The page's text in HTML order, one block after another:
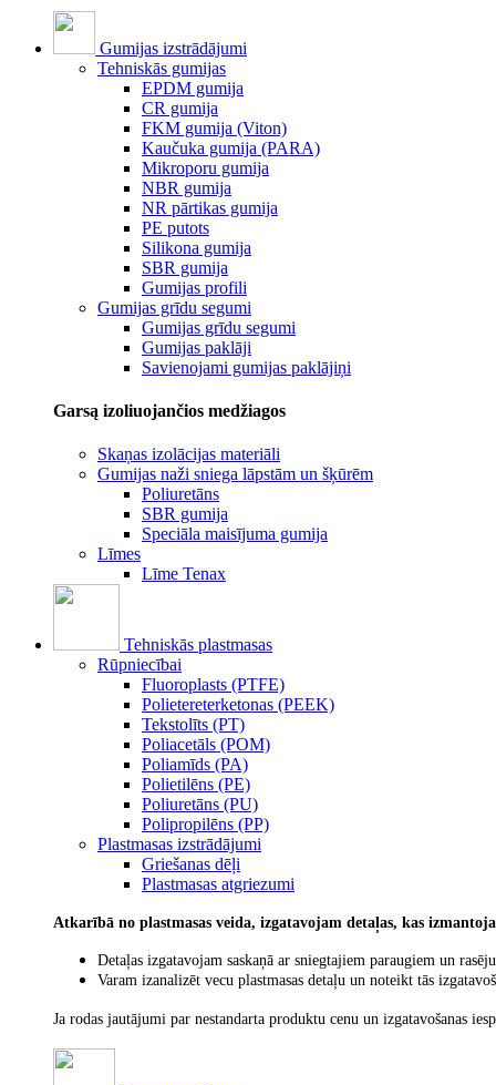
Gumijas izstrādājumi
Tehniskās gumijas
EPDM gumija
CR gumija
FKM gumija (Viton)
Kaučuka gumija (PARA)
Mikroporu gumija
NBR gumija
NR pārtikas gumija
PE putots
Silikona gumija
SBR gumija
Gumijas profili
Gumijas grīdu segumi
Gumijas grīdu segumi
Gumijas paklāji
Savienojami gumijas paklājiņi
Garsą izoliuojančios medžiagos
Skaņas izolācijas materiāli
Gumijas naži sniega lāpstām un šķūrēm
Poliuretāns
SBR gumija
Speciāla maisījuma gumija
Līmes
Līme Tenax
Tehniskās plastmasas
Rūpniecībai
Fluoroplasts (PTFE)
Polietereterketonas (PEEK)
Tekstolīts (PT)
Poliacetāls (POM)
Poliamīds (PA)
Polietilēns (PE)
Poliuretāns (PU)
Polipropilēns (PP)
Plastmasas izstrādājumi
Griešanas dēļi
Plastmasas atgriezumi
Atkarībā no plastmasas veida, izgatavojam detaļas, kas
Detaļas izgatavojam saskaņā ar sniegtajiem paraugiem un
Varam izanalizēt vecu plastmasas detaļu un noteikt tās
Ja rodas jautājumi par nestandarta produktu cenu un izgatavošanas